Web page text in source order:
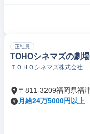
正社員
TOHOシネマズの劇
ＴＯＨＯシネマズ株式会社
〒811-3209福岡県福
月給24万5000円以上